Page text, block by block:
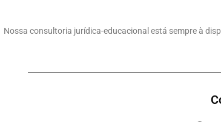
Nossa consultoria jurídica-educacional está sempre à